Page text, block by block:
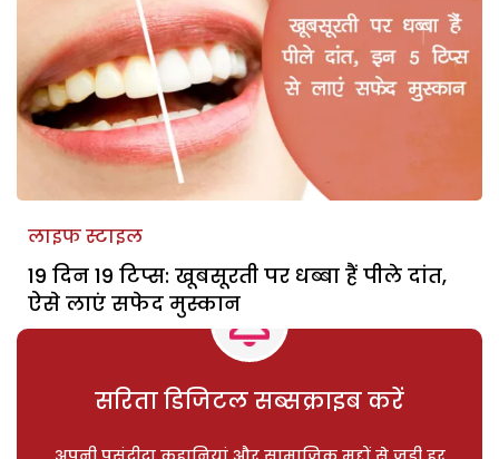
लाइफ स्टाइल
19 दिन 19 टिप्स: खूबसूरती पर धब्बा हैं पीले दांत,
ऐसे लाएं सफेद मुस्कान
सरिता डिजिटल सब्सक्राइब करें